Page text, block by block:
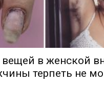
в женской
терпеть не